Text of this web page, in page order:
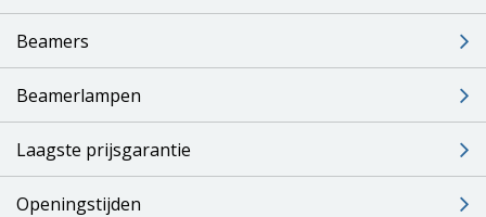
Beamers
Beamerlampen
Laagste prijsgarantie
Openingstijden